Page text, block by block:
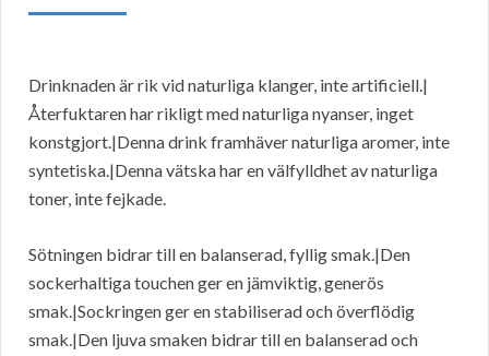
Drinknaden är rik vid naturliga klanger, inte artificiell.|
Återfuktaren har rikligt med naturliga nyanser, inget
konstgjort.|Denna drink framhäver naturliga aromer, inte
syntetiska.|Denna vätska har en välfylldhet av naturliga
toner, inte fejkade.
Sötningen bidrar till en balanserad, fyllig smak.|Den
sockerhaltiga touchen ger en jämviktig, generös
smak.|Sockringen ger en stabiliserad och överflödig
smak.|Den ljuva smaken bidrar till en balanserad och